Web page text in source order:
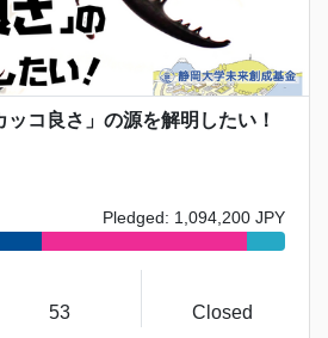
コ良さ」の源を解明したい！
Pledged: 1,094,200 JPY
53 Closed